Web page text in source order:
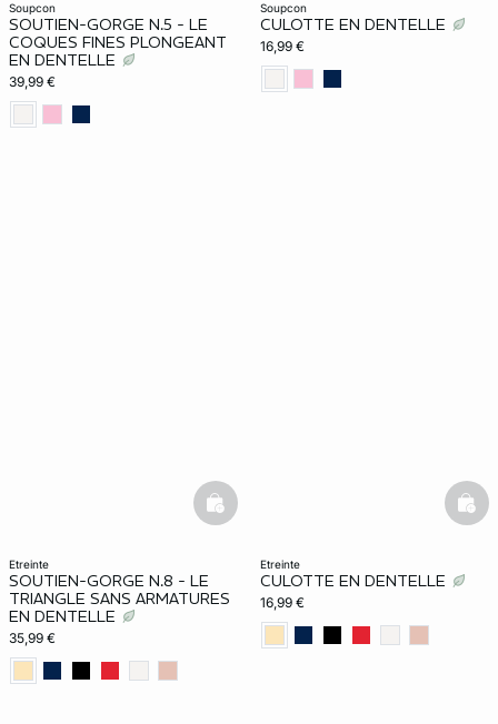
soupcon
SOUTIEN-GORGE N.5 - LE
COQUES FINES PLONGEANT
EN DENTELLE
39,99 €
soupcon
CULOTTE EN DENTELLE
16,99 €
etreinte
SOUTIEN-GORGE N.8 - LE
TRIANGLE SANS ARMATURES
EN DENTELLE
35,99 €
basketfull
etreinte
CULOTTE EN DENTELLE
16,99 €